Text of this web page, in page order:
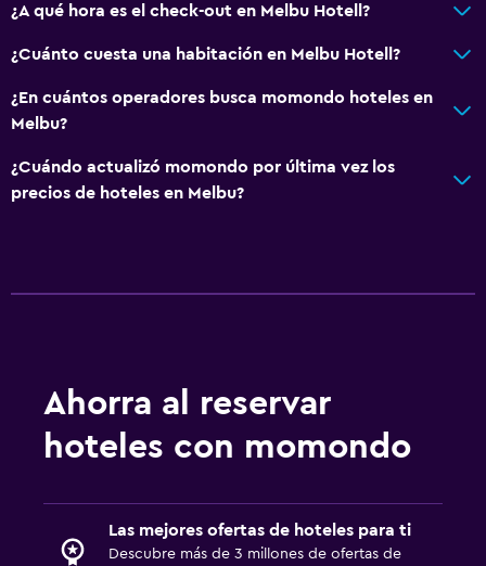
¿A qué hora es el check-out en Melbu Hotell?
¿Cuánto cuesta una habitación en Melbu Hotell?
¿En cuántos operadores busca momondo hoteles en
Melbu?
¿Cuándo actualizó momondo por última vez los
precios de hoteles en Melbu?
Ahorra al reservar
hoteles con momondo
Las mejores ofertas de hoteles para ti
Descubre más de 3 millones de ofertas de